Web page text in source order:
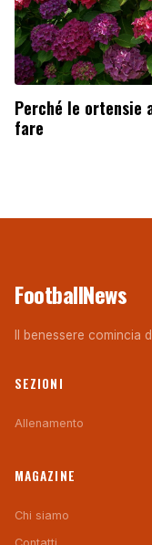
Perché le ortensie
fare
FootballNews
Il benessere comincia
SEZIONI
Allenamento
MAGAZINE
Chi siamo